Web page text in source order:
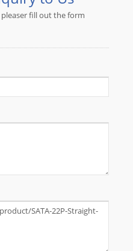
客の設計要件に基
電子機器、産業